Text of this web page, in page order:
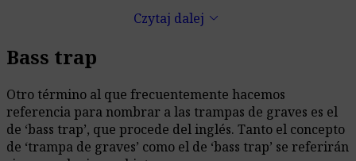
mayoría de salas. Por poner un ejemplo, una onda de
de 11 metros de largo, y podrá atravesar paredes sin
sistemas que permiten atrapar dichas frecuencias bajas,
desde trampas de graves que operan sobre una banda
de entre 50 Hz a 4000 Hz, a otros sistemas que se
centran en bandas inferiores a estas gracias a un filtro
Czytaj dalej keyboard_arrow_down
Bass trap
Otro término al que frecuentemente hacemos
referencia para nombrar a las trampas de graves es el
de ‘bass trap’, que procede del inglés. Tanto el concepto
de ‘trampa de graves’ como el de ‘bass trap’ se referirán